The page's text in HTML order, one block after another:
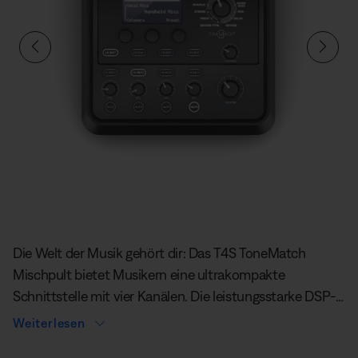
Die Welt der Musik gehört dir: Das T4S ToneMatch
Mischpult bietet Musikern eine ultrakompakte
Schnittstelle mit vier Kanälen. Die leistungsstarke DSP-
Engine und die intuitiven Steuerelemente des T4S
Weiterlesen